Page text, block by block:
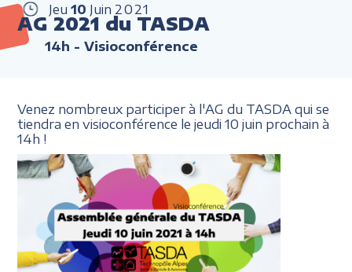
Jeu 10 Juin 2021
AG 2021 du TASDA
14h - Visioconférence
Venez nombreux participer à l'AG du TASDA qui se
tiendra en visioconférence le jeudi 10 juin prochain à
14h !